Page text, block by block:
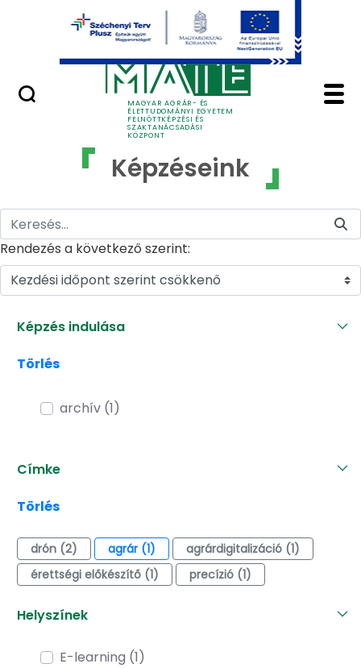
Ugrás a fő tartalomhoz
MAGYAR AGRÁR- ÉS
ÉLETTUDOMÁNYI EGYETEM
FELNŐTTKÉPZÉSI ÉS
SZAKTANÁCSADÁSI
KÖZPONT
Képzéseink - MATE
Képzéseink
Rendezés a következő szerint:
Kezdési időpont szerint csökkenő
Képzés indulása
Törlés
archív (1)
Címke
Törlés
drón (2) agrár (1)
agrárdigitalizáció (1)
érettségi előkészítő (1)
precízió (1)
Helyszínek
E-learning (1)